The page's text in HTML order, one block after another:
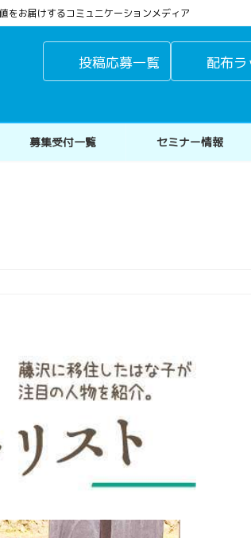
をお届けするコミュニケーションメディア
投稿応募一覧 配布
募集受付一覧 セミナー情報